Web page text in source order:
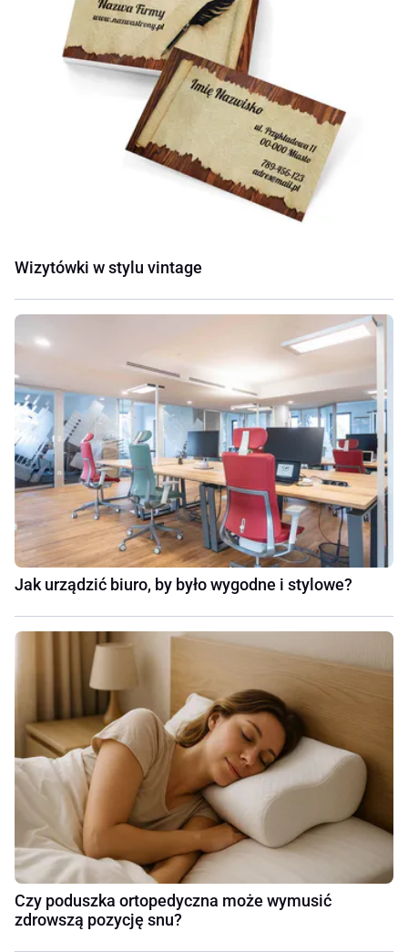
Wizytówki w stylu vintage
Jak urządzić biuro, by było wygodne i stylowe?
Czy poduszka ortopedyczna może wymusić
zdrowszą pozycję snu?